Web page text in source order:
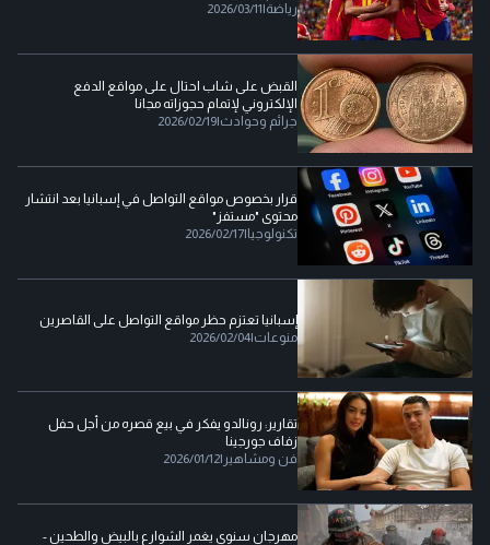
رياضة|
2026/03/11
القبض على شاب احتال على مواقع الدفع
الإلكتروني لإتمام حجوزاته مجانا
جرائم وحوادث|
2026/02/19
قرار بخصوص مواقع التواصل في إسبانيا بعد انتشار
محتوى "مستفز"
تكنولوجيا |
2026/02/17
إسبانيا تعتزم حظر مواقع التواصل على القاصرين
منوعات|
2026/02/04
تقارير: رونالدو يفكر في بيع قصره من أجل حفل
زفاف جورجينا
فن ومشاهير |
2026/01/12
مهرجان سنوي يغمر الشوارع بالبيض والطحين -